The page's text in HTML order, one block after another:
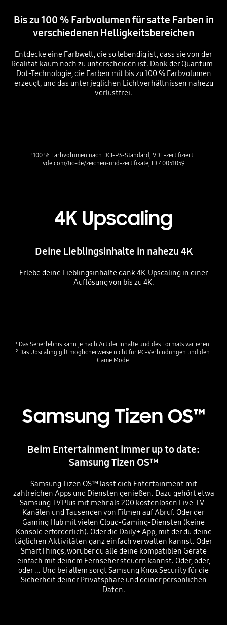
Bis zu 100 % Farbvolumen für satte Farben in
verschiedenen Helligkeitsbereichen
Entdecke eine Farbwelt, die so lebendig ist, dass sie von der
Realität kaum noch zu unterscheiden ist. Dank der Quantum-
Dot-Technologie, die Farben mit bis zu 100 % Farbvolumen
erzeugt, und das unter jeglichen Lichtverhältnissen nahezu
verlustfrei.
¹100 % Farbvolumen nach DCI-P3-Standard, VDE-zertifiziert:
vde.com/tic-de/zeichen-und-zertifikate, ID 40051059
4K Upscaling
Deine Lieblingsinhalte in nahezu 4K
Erlebe deine Lieblingsinhalte dank 4K-Upscaling in einer
Auflösung von bis zu 4K.
¹ Das Seherlebnis kann je nach Art der Inhalte und des Formats variieren.
² Das Upscaling gilt möglicherweise nicht für PC-Verbindungen und den
Game Mode.
Samsung Tizen OS™
Beim Entertainment immer up to date:
Samsung Tizen OS™
Samsung Tizen OS™ lässt dich Entertainment mit
zahlreichen Apps und Diensten genießen. Dazu gehört etwa
Samsung TV Plus mit mehr als 200 kostenlosen Live-TV-
Kanälen und Tausenden von Filmen auf Abruf. Oder der
Gaming Hub mit vielen Cloud-Gaming-Diensten (keine
Konsole erforderlich). Oder die Daily+ App, mit der du deine
täglichen Aktivitäten ganz einfach verwalten kannst. Oder
SmartThings, worüber du alle deine kompatiblen Geräte
einfach mit deinem Fernseher steuern kannst. Oder, oder,
oder ... Und bei allem sorgt Samsung Knox Security für die
Sicherheit deiner Privatsphäre und deiner persönlichen
Daten.